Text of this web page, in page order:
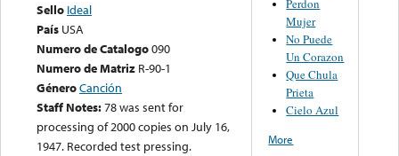
Sello Ideal
País USA
Numero de Catalogo090
Numero de Matriz R-90-1
GéneroCanción
Staff Notes:78 was sent for
processing of 2000 copies on July 16,
1947. Recorded test pressing.
Perdon
Mujer
No Puede
Un Corazon
Que Chula
Prieta
Cielo Azul
More